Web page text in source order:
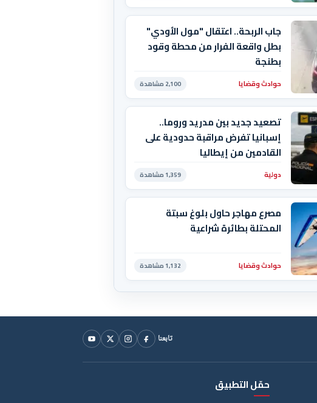
جاب الربحة.. اعتقال "مول الأودي"
بطل واقعة الفرار من محطة وقود
بطنجة
حوادث وقضايا 2,100 مشاهدة
تصعيد جديد بين مدريد وروما..
إسبانيا تفرض مراقبة حدودية على
القادمين من إيطاليا
دولية 1,359 مشاهدة
مصرع مهاجر حاول بلوغ سبتة
المحتلة بطائرة شراعية
حوادث وقضايا 1,132 مشاهدة
تابعنا
حمّل التطبيق